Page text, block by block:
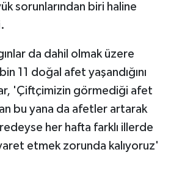
sorunlarından biri haline
da dahil olmak üzere
11 doğal afet yaşandığını
'Çiftçimizin görmediği afet
bu yana da afetler artarak
her hafta farklı illerde
etmek zorunda kalıyoruz'